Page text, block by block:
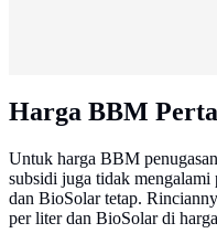
Harga BBM
Untuk harga BBM
subsidi juga tidak
dan BioSolar tetap.
per liter dan BioSolar di